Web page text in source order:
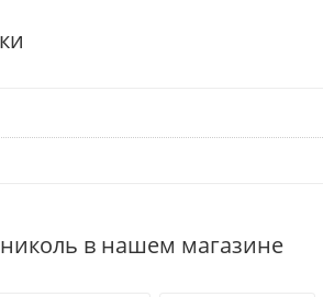
в нашем магазине